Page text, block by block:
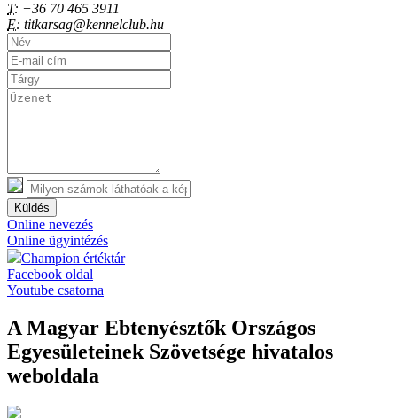
T: +36 70 465 3911
E: titkarsag@kennelclub.hu
Küldés
Online nevezés
Online ügyintézés
Champion értéktár
Facebook oldal
Youtube csatorna
A Magyar Ebtenyésztők Országos
Egyesületeinek Szövetsége hivatalos
weboldala